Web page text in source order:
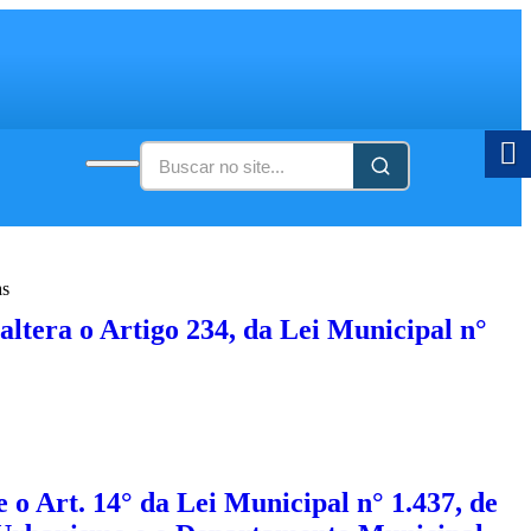
o Artigo 234, da Lei Municipal n°
Art. 14° da Lei Municipal n° 1.437, de